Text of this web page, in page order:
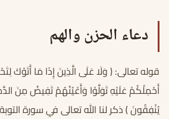
دعاء الحزن والهم
قوله تعالى: ﴿ وَلَا عَلَى الَّذِينَ إِذَا مَا أَتَوْكَ
أَحْمِلُكُمْ عَلَيْهِ تَوَلَّوْا وَأَعْيُنُهُمْ تَفِيضُ مِنَ